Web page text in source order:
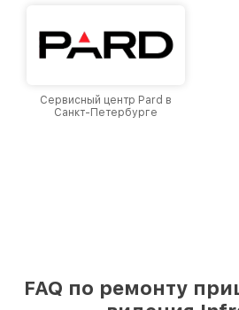
Сервисный центр Pard в
Санкт-Петербурге
FAQ по ремонту